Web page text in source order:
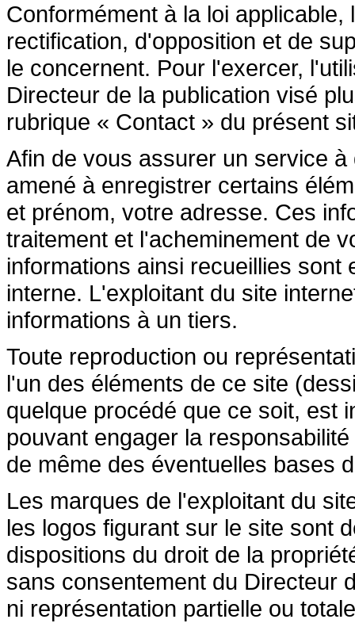
Conformément à la loi
rectification, d'opposition et de
le concernent. Pour l'exercer,
Directeur de la publication visé
rubrique « Contact » du présent
Afin de vous assurer un service
amené à enregistrer certains
et prénom, votre adresse. Ces
traitement et l'acheminement de
informations ainsi recueillies
interne. L'exploitant du site
informations à un tiers.
Toute reproduction ou
l'un des éléments de ce site
quelque procédé que ce soit, est
pouvant engager la
de même des éventuelles bases
Les marques de l'exploitant du
les logos figurant sur le site sont
dispositions du droit de la
sans consentement du Directeur
ni représentation partielle ou